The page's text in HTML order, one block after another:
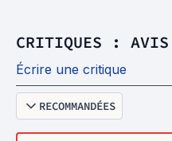
CRITIQUES :
Écrire une critique
RECOMMANDÉES